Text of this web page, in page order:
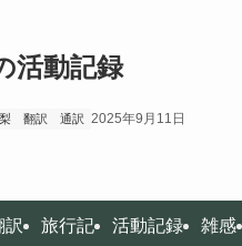
活動記録
翻訳 通訳 2025年9月11日
訳 旅行記 活動記録 雑感